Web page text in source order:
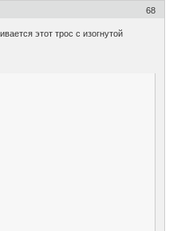
68
этот трос с изогнутой